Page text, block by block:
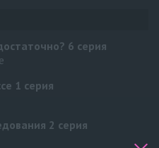
6 серия
1 серия
2 серия